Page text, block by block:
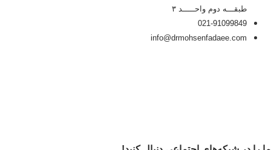
طبقـــه دوم واحـــــد ۳
021-91099849
info@drmohsenfadaee.com